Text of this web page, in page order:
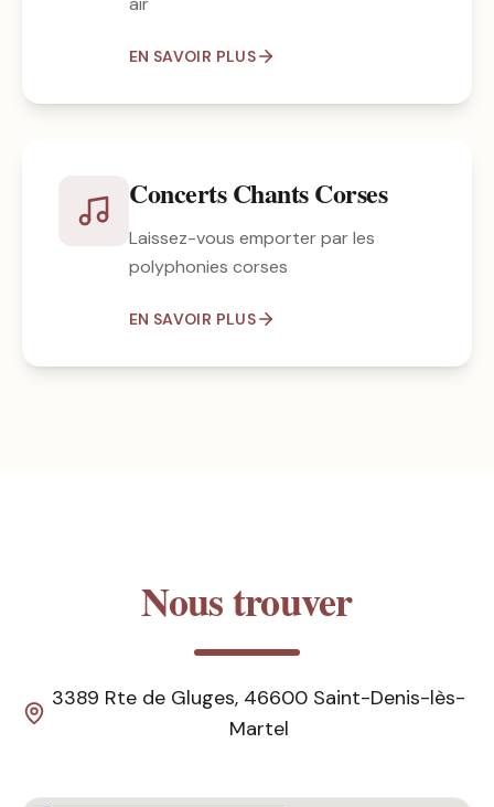
EN SAVOIR PLUS
Concerts Chants Corses
Laissez-vous emporter par les
polyphonies corses
EN SAVOIR PLUS
Nous trouver
3389 Rte de Gluges, 46600 Saint-Denis-lès-
Martel